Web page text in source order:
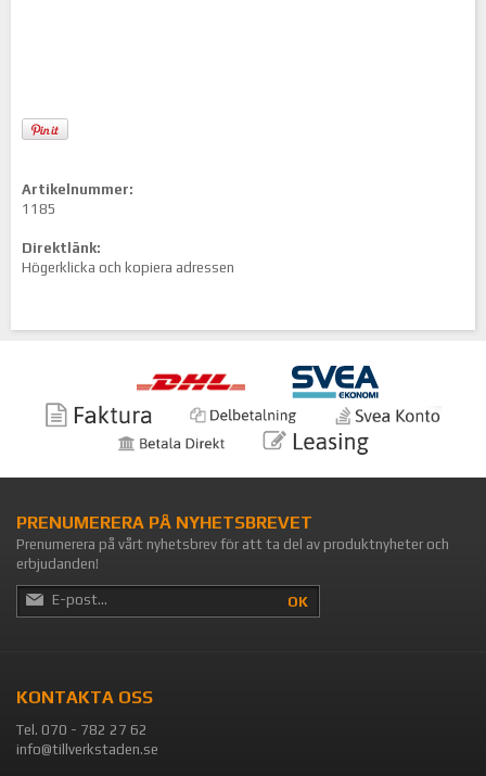
Artikelnummer:
1185
Direktlänk:
Högerklicka och kopiera adressen
PRENUMERERA PÅ NYHETSBREVET
Prenumerera på vårt nyhetsbrev för att ta del av produktnyheter och
erbjudanden!
OK
KONTAKTA OSS
Tel. 070 - 782 27 62
info@tillverkstaden.se